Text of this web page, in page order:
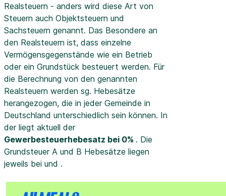
Realsteuern - anders wird diese Art von
Steuern auch Objektsteuern und
Sachsteuern genannt. Das Besondere an
den Realsteuern ist, dass einzelne
Vermögensgegenstände wie ein Betrieb
oder ein Grundstück besteuert werden. Für
die Berechnung von den genannten
Realsteuern werden sg. Hebesätze
herangezogen, die in jeder Gemeinde in
Deutschland unterschiedlich sein können. In
der liegt aktuell der
Gewerbesteuerhebesatz bei 0% . Die
Grundsteuer A und B Hebesätze liegen
jeweils bei und .